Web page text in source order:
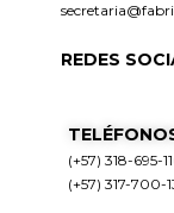
REDES
(+57) 318-695-
(+57) 317-700-